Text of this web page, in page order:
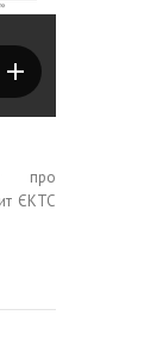
про
ЄКТС